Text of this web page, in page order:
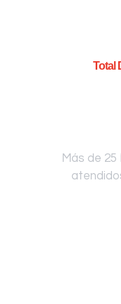
Total
Más de